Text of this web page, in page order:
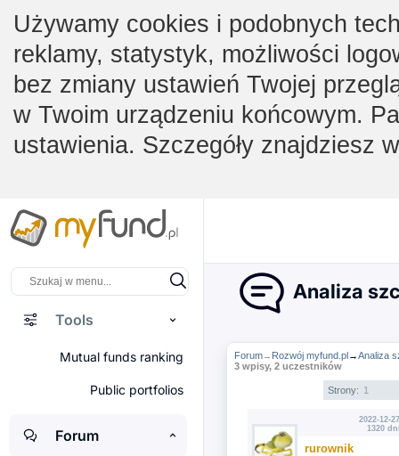
Używamy cookies i podobnych
reklamy, statystyk, możliwości
bez zmiany ustawień Twojej
w Twoim urządzeniu końcowym.
ustawienia. Szczegóły znajdziesz
Tools
Mutual funds ranking
Public portfolios
Forum
Analiza
Forum→ Rozwój myfund.pl→Analiza
3 wpisy, 2 uczestników
Strony: 1
2022-12-
1320
rurownik